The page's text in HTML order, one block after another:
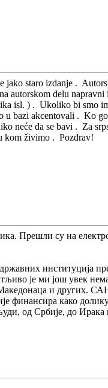
jako staro izdanje .
autorskom delu napravni
isl. ) . Ukoliko bi smo
u bazi akcentovali . Ko
neće da se bavi . Za
kom živimo . Pozdrav!
Прешли су на
институција
је ми још увек
и других.
финансира како
од Србије, до